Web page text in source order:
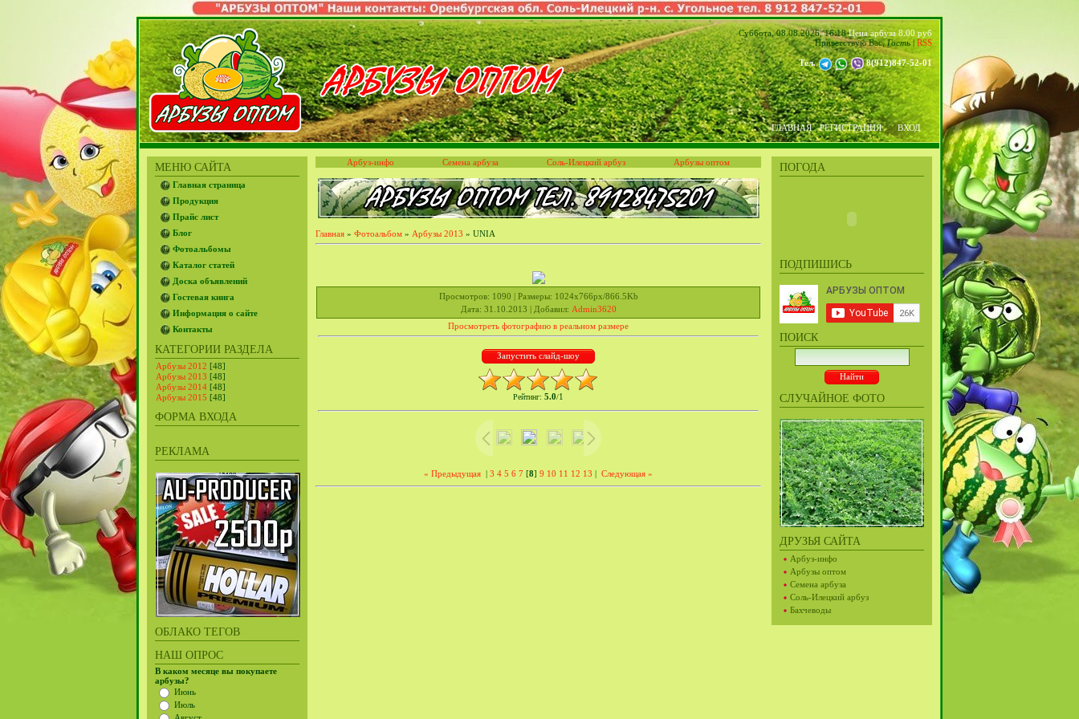
Суббота, 08.08.2026, 16:18Цена арбуза 8.00 руб
Приветствую Вас,Гость| RSS
Тел. 8(912)847-52-01
ГЛАВНАЯ РЕГИСТРАЦИЯ ВХОД
МЕНЮ САЙТА
Главная страница
Продукция
Прайс лист
Блог
Фотоальбомы
Каталог статей
Доска объявлений
Гостевая книга
Информация о сайте
Контакты
КАТЕГОРИИ РАЗДЕЛА
Арбузы 2012 [48]
Арбузы 2013 [48]
Арбузы 2014 [48]
Арбузы 2015 [48]
ФОРМА ВХОДА
РЕКЛАМА
ОБЛАКО ТЕГОВ
НАШ ОПРОС
В каком месяце вы покупаете
арбузы?
Июнь
Июль
ПОГОДА
ПОДПИШИСЬ
ПОИСК
СЛУЧАЙНОЕ ФОТО
ДРУЗЬЯ САЙТА
Арбуз-инфо
Арбузы оптом
Семена арбуза
Соль-Илецкий арбуз
Бахчеводы
Арбуз-инфо Семена арбуза Соль-Илецкий арбуз Арбузы оптом
Главная » Фотоальбом » Арбузы 2013 » UNIA
Просмотров: 1090 | Размеры: 1024x766px/866.5Kb
Дата: 31.10.2013 | Добавил: Admin3620
Просмотреть фотографию в реальном размере
Рейтинг: 5.0/1
« Предыдущая | 3 4 5 6 7 [8] 9 10 11 12 13 | Следующая »